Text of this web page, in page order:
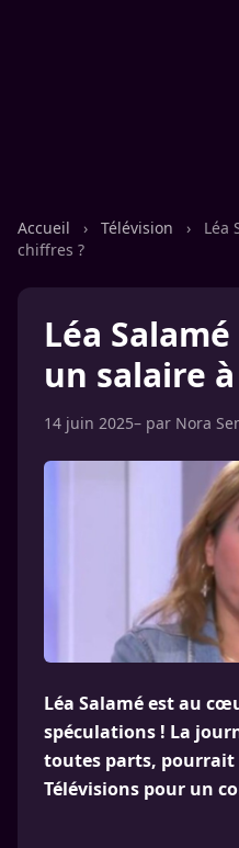
Accueil › Télévision ›
Léa
chiffres ?
Léa Salamé
un salaire
14 juin 2025– par Nora
Léa Salamé est au
spéculations ! La
toutes parts,
Télévisions pour un